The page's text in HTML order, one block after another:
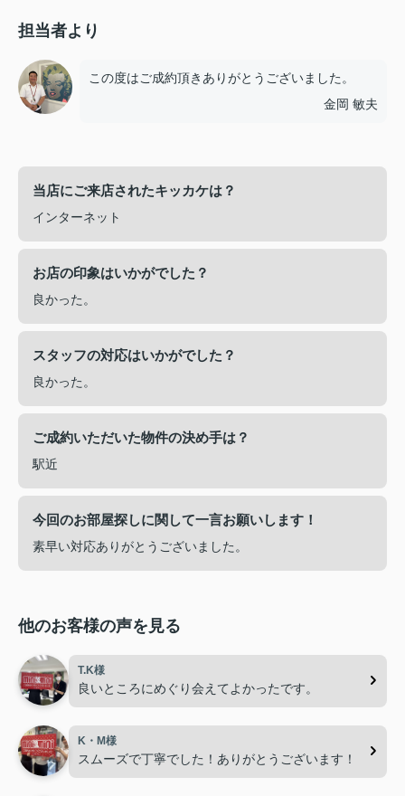
担当者より
この度はご成約頂きありがとうございました。
金岡 敏夫
当店にご来店されたキッカケは？
インターネット
お店の印象はいかがでした？
良かった。
スタッフの対応はいかがでした？
良かった。
ご成約いただいた物件の決め手は？
駅近
今回のお部屋探しに関して一言お願いします！
素早い対応ありがとうございました。
他のお客様の声を見る
T.K様
良いところにめぐり会えてよかったです。
K・M様
スムーズで丁寧でした！ありがとうございます！